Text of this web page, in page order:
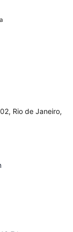
Rio de Janeiro,